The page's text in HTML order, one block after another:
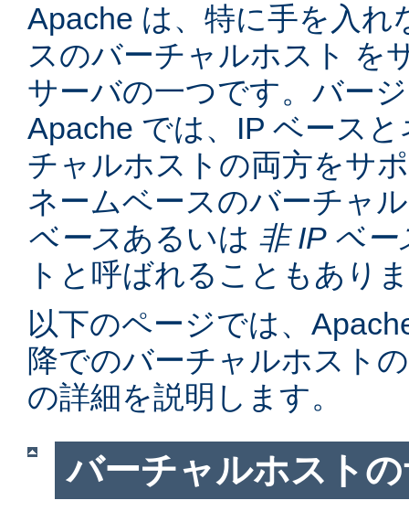
Apache は、特に手を入れ
スのバーチャルホスト を
サーバの一つです。バー
Apache では、IP ベース
チャルホストの両方をサ
ネームベースのバーチャ
ベースあるいは 非 IP ベー
トと呼ばれることもあり
以下のページでは、
降でのバーチャルホスト
の詳細を説明します。
バーチャルホスト